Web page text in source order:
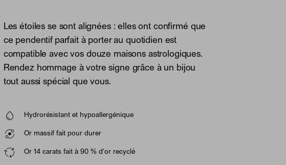
Les étoiles se sont alignées : elles ont confirmé que
ce pendentif parfait à porter au quotidien est
compatible avec vos douze maisons astrologiques.
Rendez hommage à votre signe grâce à un bijou
tout aussi spécial que vous.
Hydrorésistant et hypoallergénique
Or massif fait pour durer
Or 14 carats fait à 90 % d'or recyclé